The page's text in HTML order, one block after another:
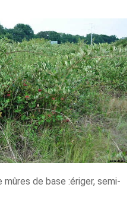
de base :ériger, semi-